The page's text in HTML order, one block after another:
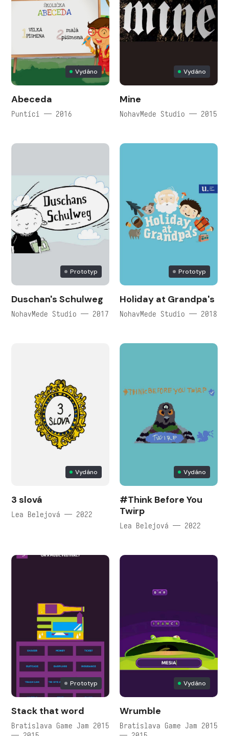
Vydáno
Abeceda
Puntíci — 2016
Vydáno
Mine
NohavMede Studio — 2015
Prototyp
Duschan's Schulweg
NohavMede Studio — 2017
Prototyp
Holiday at Grandpa's
NohavMede Studio — 2018
Vydáno
3 slová
Lea Belejová — 2022
Vydáno
#Think Before You
Twirp
Lea Belejová — 2022
Prototyp
Stack that word
Bratislava Game Jam 2015
Vydáno
Wrumble
Bratislava Game Jam 2015